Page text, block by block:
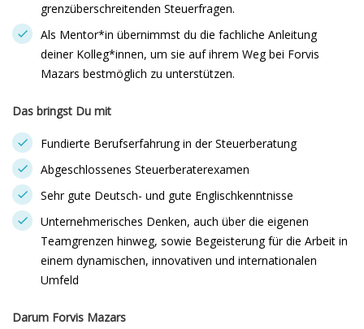
grenzüberschreitenden Steuerfragen.
Als Mentor*in übernimmst du die fachliche Anleitung
deiner Kolleg*innen, um sie auf ihrem Weg bei Forvis
Mazars bestmöglich zu unterstützen.
Das bringst Du mit
Fundierte Berufserfahrung in der Steuerberatung
Abgeschlossenes Steuerberaterexamen
Sehr gute Deutsch- und gute Englischkenntnisse
Unternehmerisches Denken, auch über die eigenen
Teamgrenzen hinweg, sowie Begeisterung für die Arbeit in
einem dynamischen, innovativen und internationalen
Umfeld
Darum Forvis Mazars